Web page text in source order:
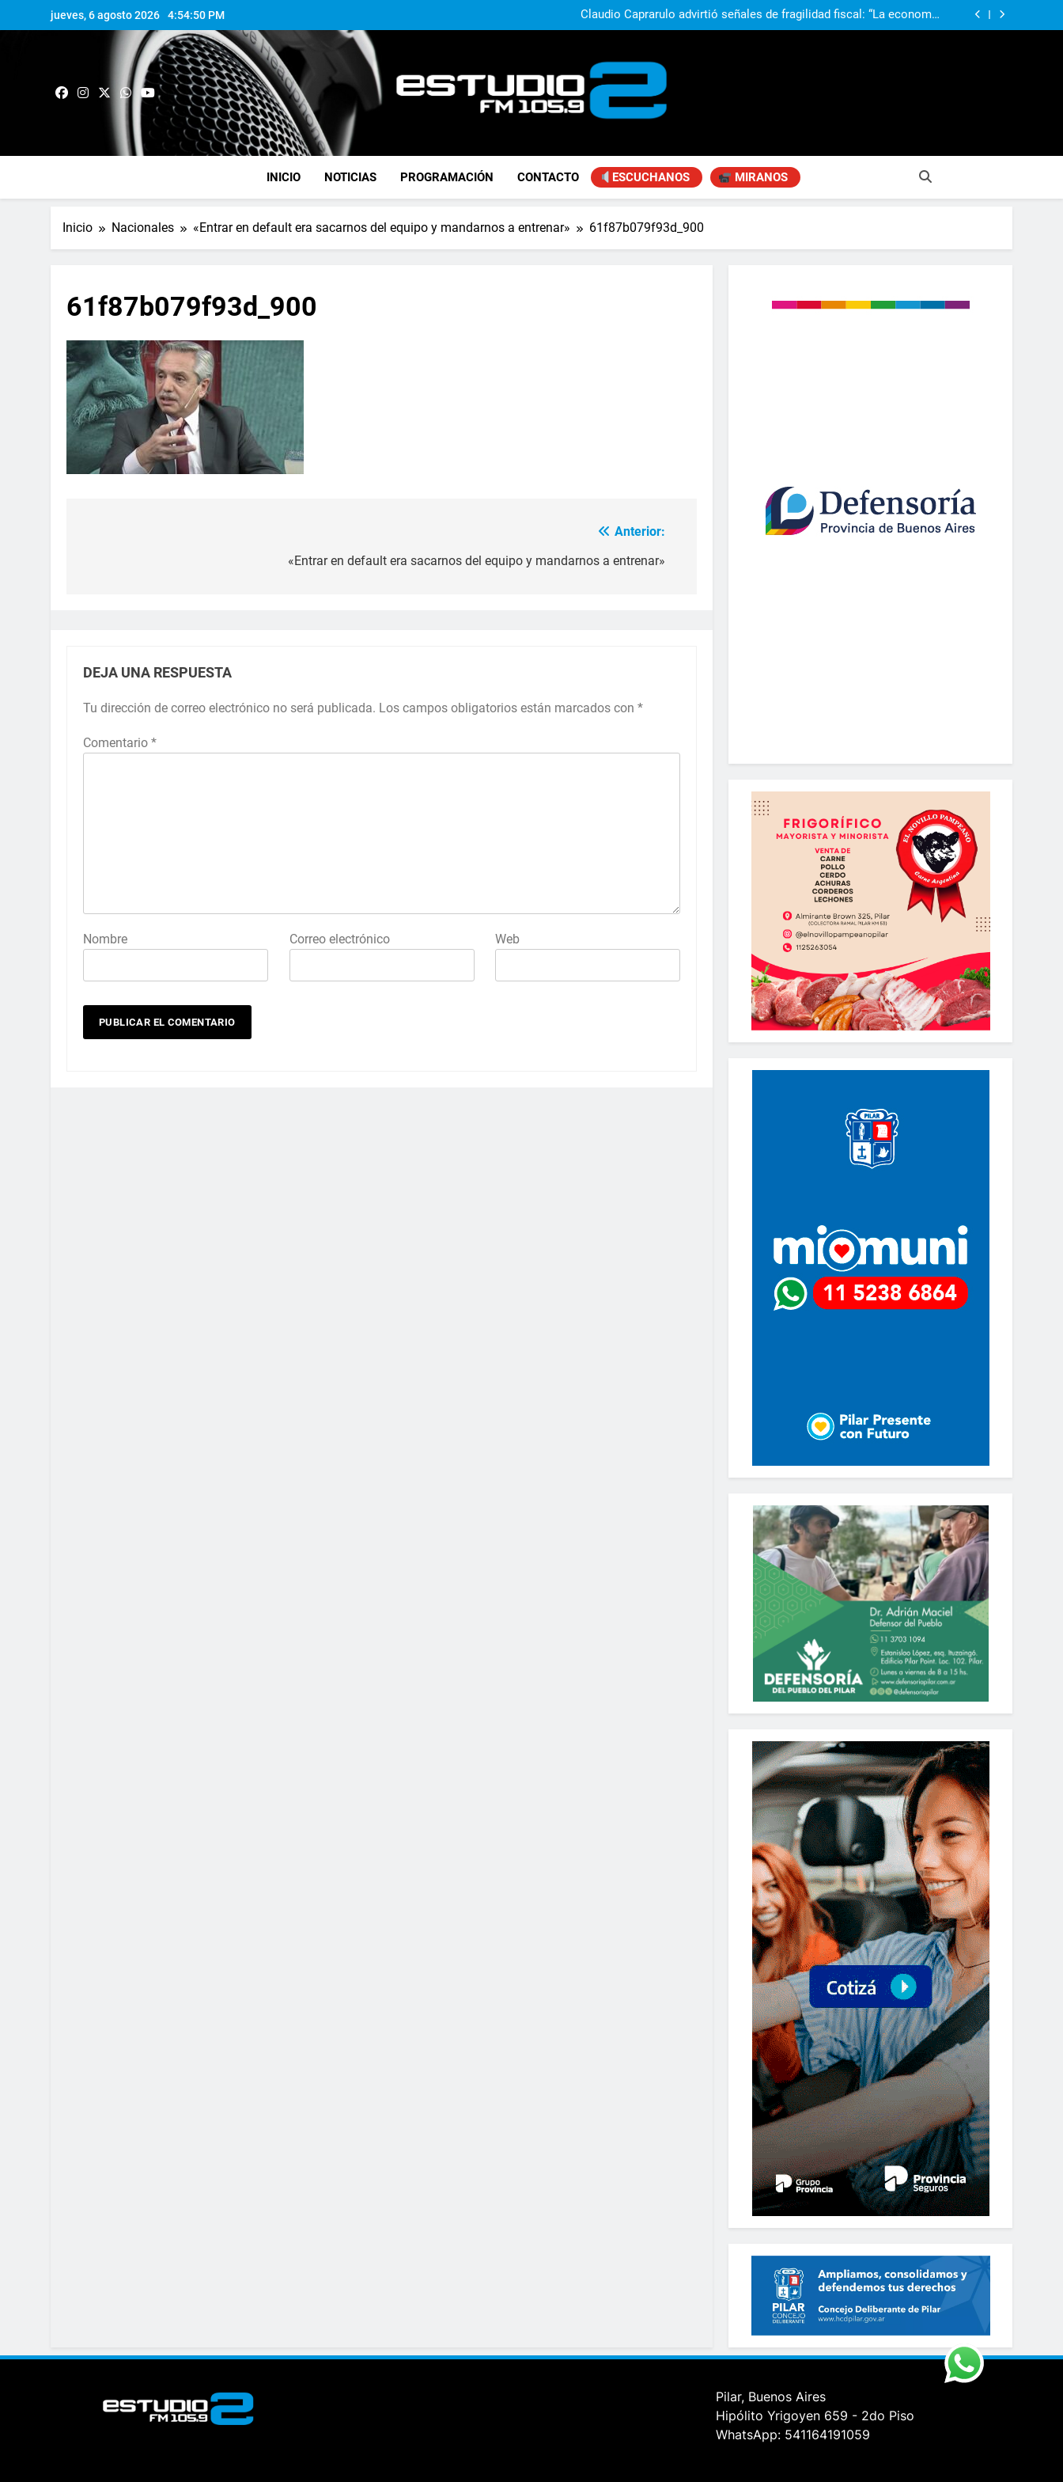
jueves, 6 agosto 2026 4:54:51 PM
extranjeros y advirtió sobre otros cambios que considera «gravísimos»
Claudio Caprarulo advirtió señales de fragilidad fiscal: “La economía
muestra un problema que puede volver a generar déficit”
Carlos Linares afirmó que el Gobierno “tuvo que dar marcha atrás” con la
extranjeros y advirtió sobre otros cambios que considera «gravísimos»
Claudio Caprarulo advirtió señales de fragilidad fiscal: “La economía
muestra un problema que puede volver a generar déficit”
Carlos Linares afirmó que el Gobierno “tuvo que dar marcha atrás” con la
ley de tierras y advirtió un cambio de clima político entre los gobernadores
Paco Olveira cuestionó la visita de León XIV a la Argentina: “Hubiera
FM Estudio 2
INICIO NOTICIAS PROGRAMACIÓN CONTACTO ESCUCHANOS MIRANOS
Inicio Nacionales «Entrar en default era sacarnos del equipo y mandarnos a entrenar» 61f87b079f93d_900
61f87b079f93d_900
Anterior:
«Entrar en default era sacarnos del equipo y mandarnos a entrenar»
DEJA UNA RESPUESTA
Tu dirección de correo electrónico no será publicada. Los campos obligatorios están marcados con *
Comentario *
Nombre Correo electrónico Web
Pilar, Buenos Aires
Hipólito Yrigoyen 659 - 2do Piso
WhatsApp: 541164191059